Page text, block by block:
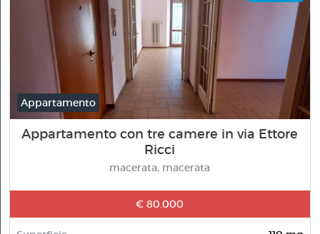
Appartamento
Appartamento con tre camere in via Ettore
Ricci
macerata, macerata
€ 80.000